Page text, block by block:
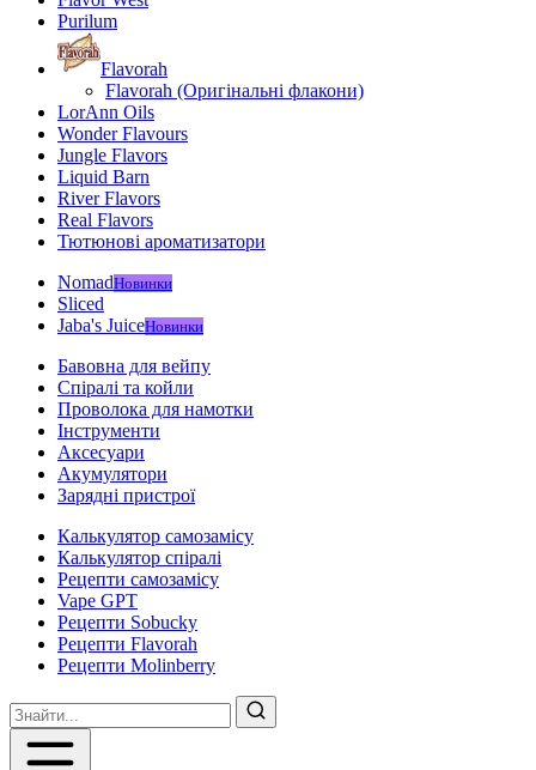
Purilum
Flavorah
Flavorah (Оригінальні флакони)
LorAnn Oils
Wonder Flavours
Jungle Flavors
Liquid Barn
River Flavors
Real Flavors
Тютюнові ароматизатори
NomadНовинки
Sliced
Jaba's JuiceНовинки
Бавовна для вейпу
Спіралі та койли
Проволока для намотки
Інструменти
Аксесуари
Акумулятори
Зарядні пристрої
Калькулятор самозамісу
Калькулятор спіралі
Рецепти самозамісу
Vape GPT
Рецепти Sobucky
Рецепти Flavorah
Рецепти Molinberry